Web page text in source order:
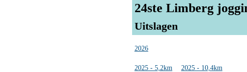
24ste Limberg
Uitslagen
2026
2025 - 5,2km 2025 - 10,4km